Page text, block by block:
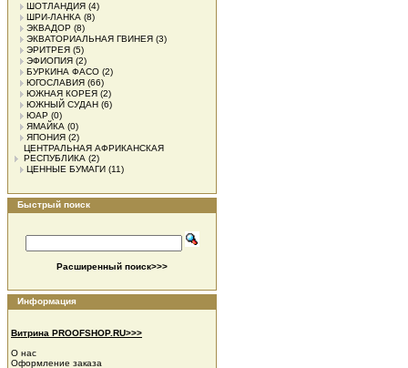
ШОТЛАНДИЯ (4)
ШРИ-ЛАНКА (8)
ЭКВАДОР (8)
ЭКВАТОРИАЛЬНАЯ ГВИНЕЯ (3)
ЭРИТРЕЯ (5)
ЭФИОПИЯ (2)
БУРКИНА ФАСО (2)
ЮГОСЛАВИЯ (66)
ЮЖНАЯ КОРЕЯ (2)
ЮЖНЫЙ СУДАН (6)
ЮАР (0)
ЯМАЙКА (0)
ЯПОНИЯ (2)
ЦЕНТРАЛЬНАЯ АФРИКАНСКАЯ
РЕСПУБЛИКА (2)
ЦЕННЫЕ БУМАГИ (11)
Быстрый поиск
Расширенный поиск>>>
Информация
Витрина PROOFSHOP.RU>>>
О нас
Оформление заказа